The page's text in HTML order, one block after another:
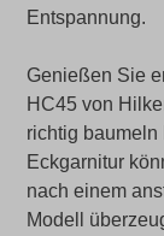
Entspannung.
Genießen Sie
HC45 von
richtig baumeln
Eckgarnitur
nach einem
Modell